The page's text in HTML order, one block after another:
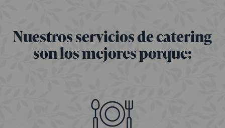
Nuestros servicios de catering
son los mejores porque: